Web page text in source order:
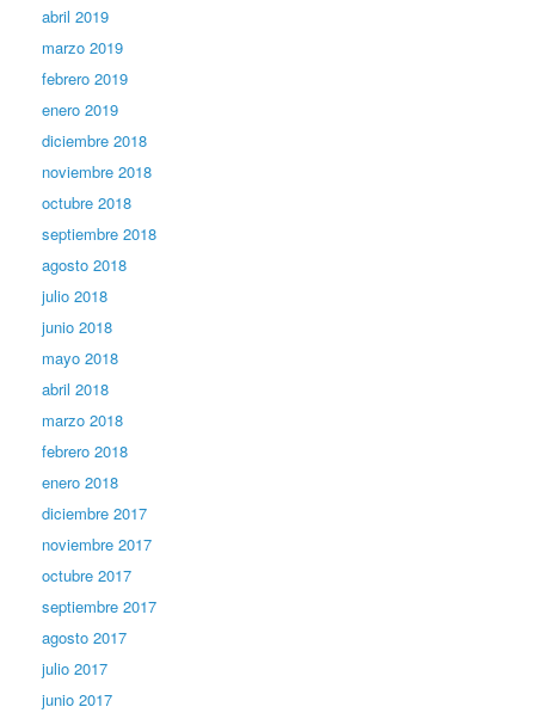
abril 2019
marzo 2019
febrero 2019
enero 2019
diciembre 2018
noviembre 2018
octubre 2018
septiembre 2018
agosto 2018
julio 2018
junio 2018
mayo 2018
abril 2018
marzo 2018
febrero 2018
enero 2018
diciembre 2017
noviembre 2017
octubre 2017
septiembre 2017
agosto 2017
julio 2017
junio 2017